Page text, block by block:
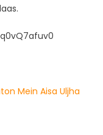
Mein Aisa Uljha